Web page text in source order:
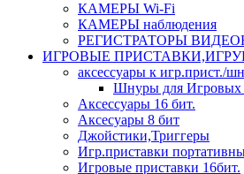
КАМЕРЫ Wi-Fi
КАМЕРЫ наблюдения
РЕГИСТРАТОРЫ
ИГРОВЫЕ
аксесcуары к игр.прист./
Шнуры для Игровых
Аксессуары 16 бит.
Аксесуары 8 бит
Джойстики,Триггеры
Игр.приставки
Игровые приставки 16бит.